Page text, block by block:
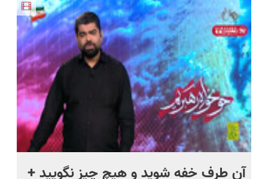
کاربردی با
ضمانت
بازگشت
درب
منزل+گارانتی
تعویض)
نصف قیمت
بخر!😉
پرسشنامه و
دریافت راه
حل
آن طرف خفه شوید و هیچ چیز نگویید +